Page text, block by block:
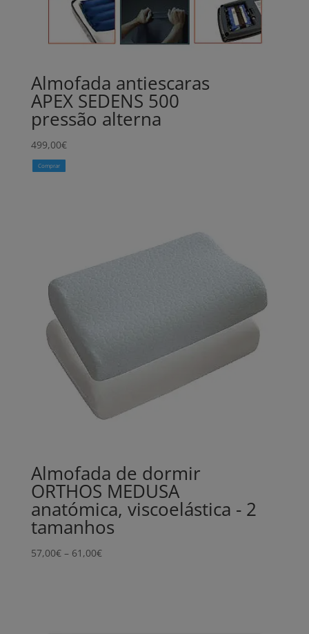
Almofada antiescaras
APEX SEDENS 500
pressão alterna
499,00€
Comprar
Almofada de dormir
ORTHOS MEDUSA
anatómica, viscoelástica - 2
tamanhos
57,00€ – 61,00€Price